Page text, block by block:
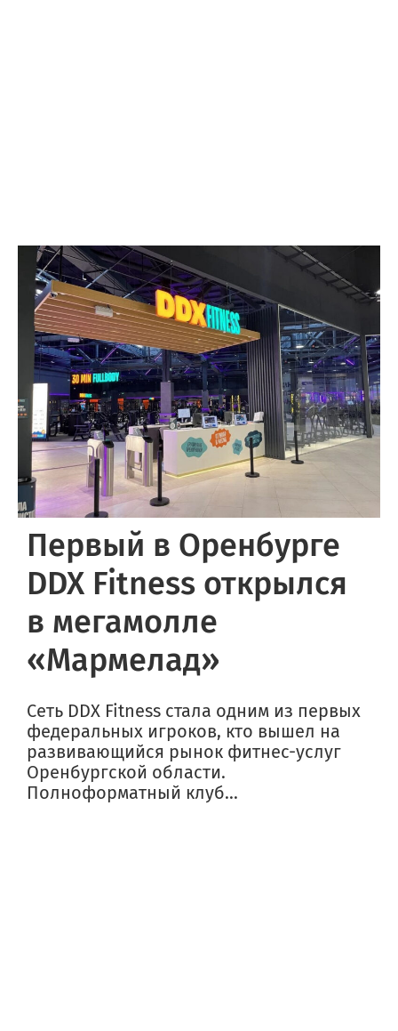
Первый в Оренбурге
DDX Fitness открылся
в мегамолле
«Мармелад»
Сеть DDX Fitness стала одним из первых
федеральных игроков, кто вышел на
развивающийся рынок фитнес-услуг
Оренбургской области.
Полноформатный клуб...